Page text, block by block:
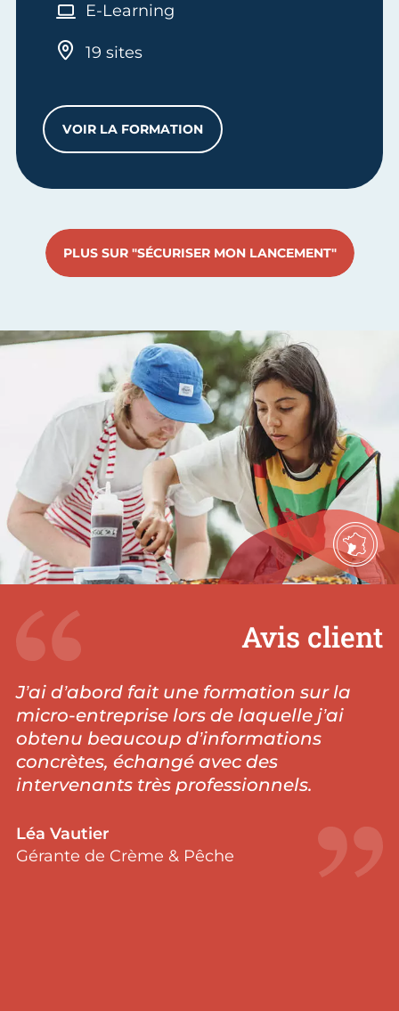
E-Learning
19 sites
VOIR LA FORMATIONDÉTERMINER MES PRIX DE VENTE – E-
PLUS SUR "SÉCURISER MON LANCEMENT"
Avis client
J’ai d’abord fait une formation sur la
micro-entreprise lors de laquelle j’ai
obtenu beaucoup d’informations
concrètes, échangé avec des
intervenants très professionnels.
Léa Vautier
Gérante de Crème & Pêche